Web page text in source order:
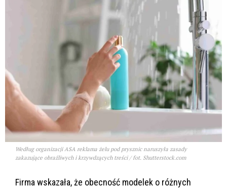
Według organizacji ASA reklama żelu pod prysznic naruszyła zasady
zakazujące obraźliwych i krzywdzących treści / fot. Shutterstock.com
Firma wskazała, że obecność modelek o różnych